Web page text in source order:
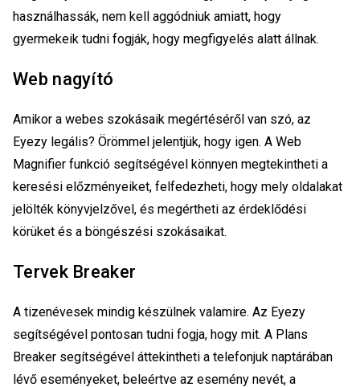
használhassák, nem kell aggódniuk amiatt, hogy
gyermekeik tudni fogják, hogy megfigyelés alatt állnak.
Web nagyító
Amikor a webes szokásaik megértéséről van szó, az
Eyezy legális? Örömmel jelentjük, hogy igen. A Web
Magnifier funkció segítségével könnyen megtekintheti a
keresési előzményeiket, felfedezheti, hogy mely oldalakat
jelölték könyvjelzővel, és megértheti az érdeklődési
körüket és a böngészési szokásaikat.
Tervek Breaker
A tizenévesek mindig készülnek valamire. Az Eyezy
segítségével pontosan tudni fogja, hogy mit. A Plans
Breaker segítségével áttekintheti a telefonjuk naptárában
lévő eseményeket, beleértve az esemény nevét, a